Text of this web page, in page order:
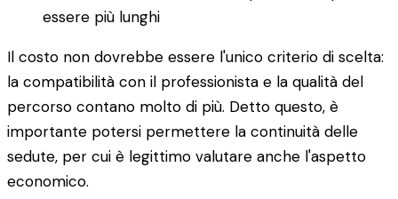
essere più lunghi
Il costo non dovrebbe essere l'unico criterio di scelta:
la compatibilità con il professionista e la qualità del
percorso contano molto di più. Detto questo, è
importante potersi permettere la continuità delle
sedute, per cui è legittimo valutare anche l'aspetto
economico.